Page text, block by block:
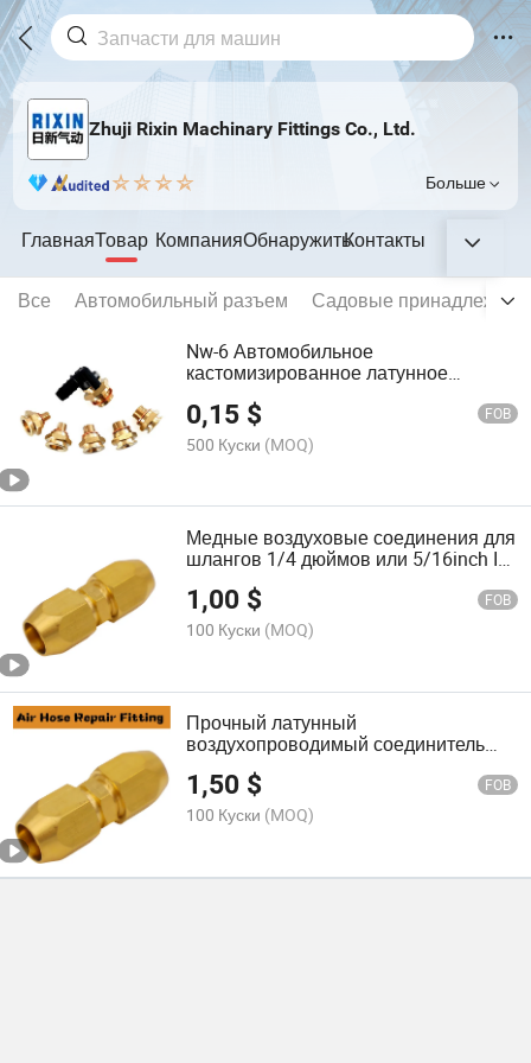
Zhuji Rixin Machinary Fittings Co., Ltd.
Больше
ГлавнаяТовар КомпанияОбнаружитьКонтакты
Все Автомобильный разъем
Садовые
Nw-6 Автомобильное
кастомизированное латунное
топливной линии, резьбовое
соединение
0,15 $ FOB
500 Куски (MOQ)
Медные воздуховые соединения для
шлангов 1/4 дюймов или 5/16inch ID
шлангов, фитинги для обслуживания
воздуховых шлангов
1,00 $ FOB
100 Куски (MOQ)
Прочный латунный
воздухопроводимый соединитель
для шланга диаметром 3/8-Inch
дюймов, комплект для ремонта
шланга (10 упаковка 3/8 дюйма)
1,50 $ FOB
100 Куски (MOQ)